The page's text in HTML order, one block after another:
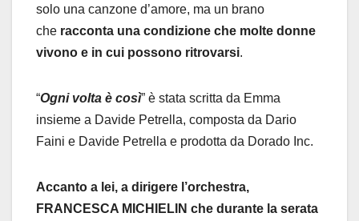
solo una canzone d’amore, ma un brano
che racconta una condizione che molte donne
vivono e in cui possono ritrovarsi.
“Ogni volta è così” è stata scritta da Emma
insieme a Davide Petrella, composta da Dario
Faini e Davide Petrella e prodotta da Dorado Inc.
Accanto a lei, a dirigere l’orchestra,
FRANCESCA MICHIELIN che durante la serata